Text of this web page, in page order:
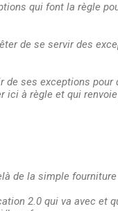
qui font la règle
de se servir des
ses exceptions pour
ici à règle et qui
de la simple
2.0 qui va avec et